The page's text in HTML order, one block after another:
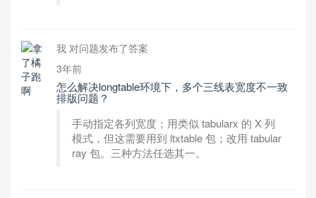
我 对问题发布了答案
3年前
怎么解决longtable环境下，多个三线表宽度不一致
排版问题？
手动指定各列宽度；用类似 tabularx 的 X 列
模式，但这需要用到 ltxtable 包；改用 tabular
ray 包。三种方法任选其一。